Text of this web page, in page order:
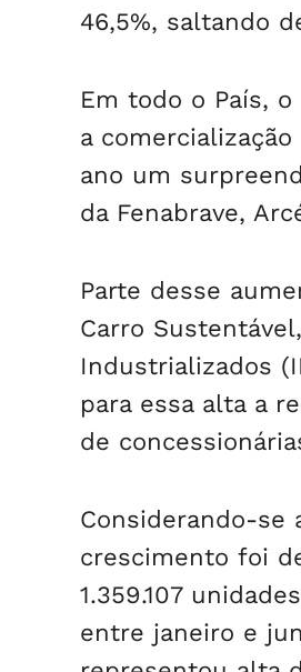
46,5%, saltando
Em todo o País,
a
ano um
da Fenabrave,
Parte desse
Carro
Industrializados
para essa alta a
de
Considerando-se
crescimento foi
1.359.107
entre janeiro e